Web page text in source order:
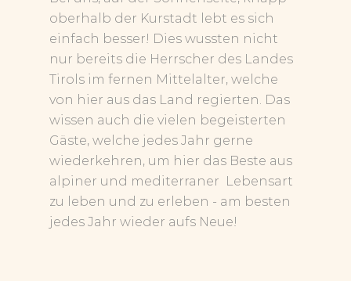
oberhalb der Kurstadt lebt es sich
einfach besser! Dies wussten nicht
nur bereits die Herrscher des Landes
Tirols im fernen Mittelalter, welche
von hier aus das Land regierten. Das
wissen auch die vielen begeisterten
Gäste, welche jedes Jahr gerne
wiederkehren, um hier das Beste aus
alpiner und mediterraner Lebensart
zu leben und zu erleben - am besten